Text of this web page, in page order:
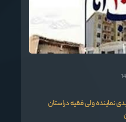
نماینده ولی فقیه دراستان